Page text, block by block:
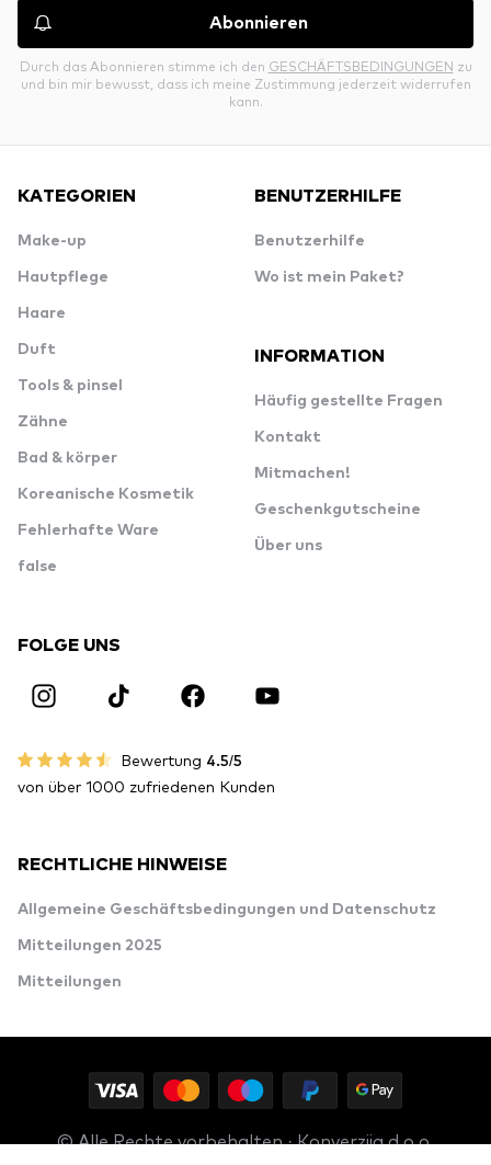
Abonnieren
Durch das Abonnieren stimme ich den GESCHÄFTSBEDINGUNGEN zu
und bin mir bewusst, dass ich meine Zustimmung jederzeit widerrufen
kann.
KATEGORIEN
Make-up
Hautpflege
Haare
Duft
Tools & pinsel
Zähne
Bad & körper
Koreanische Kosmetik
Fehlerhafte Ware
false
BENUTZERHILFE
Benutzerhilfe
Wo ist mein Paket?
INFORMATION
Häufig gestellte Fragen
Kontakt
Mitmachen!
Geschenkgutscheine
Über uns
FOLGE UNS
Bewertung 4.5/5
von über 1000 zufriedenen Kunden
RECHTLICHE HINWEISE
Allgemeine Geschäftsbedingungen und Datenschutz
Mitteilungen 2025
Mitteilungen
© Alle Rechte vorbehalten · Konverzija d.o.o.